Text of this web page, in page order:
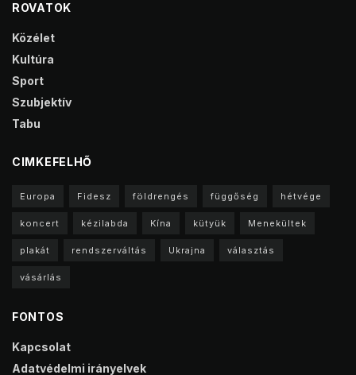
ROVATOK
Közélet
Kultúra
Sport
Szubjektív
Tabu
CIMKEFELHŐ
Europa Fidesz földrengés függőség hétvége
koncert kézilabda Kína kütyük Menekültek
plakát rendszerváltás Ukrajna választás
vásárlás
FONTOS
Kapcsolat
Adatvédelmi irányelvek